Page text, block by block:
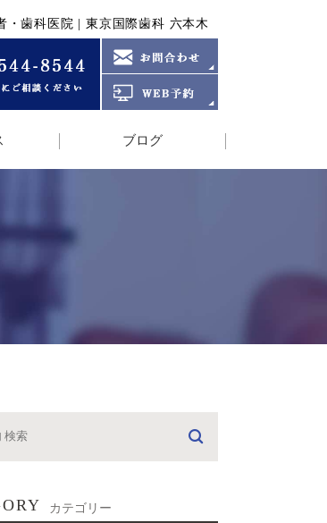
・歯科医院 | 東京国際歯科 六本木
ブログ
カテゴリー